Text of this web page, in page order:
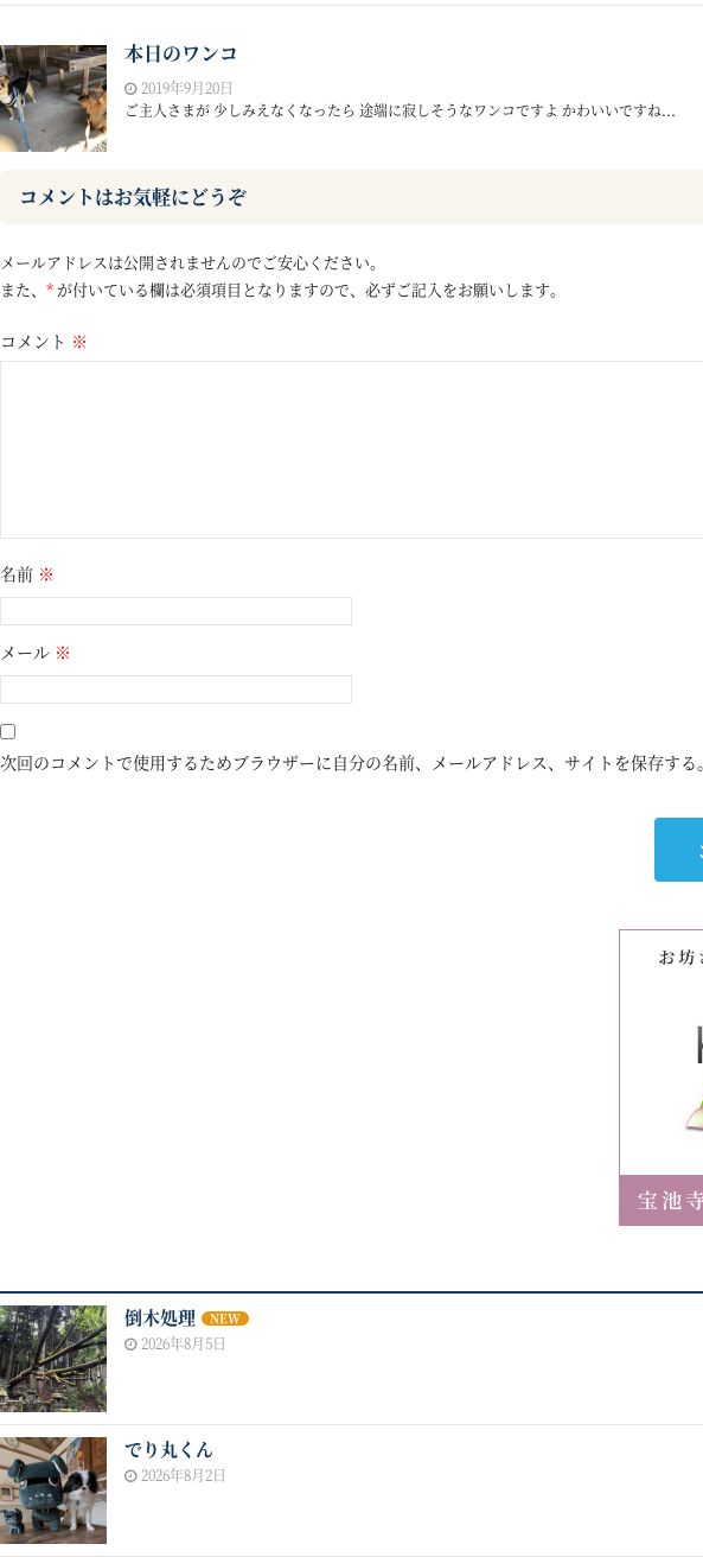
本日のワンコ
2019年9月20日
ご主人さまが 少しみえなくなったら 途端に寂しそうなワンコですよ かわいいですね...
コメントはお気軽にどうぞ
メールアドレスは公開されませんのでご安心ください。
また、 * が付いている欄は必須項目となりますので、必ずご記入をお願いします。
コメント ※
名前 ※
メール ※
次回のコメントで使用するためブラウザーに自分の名前、メールアドレス、サイトを保存する。
倒木処理 NEW
2026年8月5日
でり丸くん
2026年8月2日